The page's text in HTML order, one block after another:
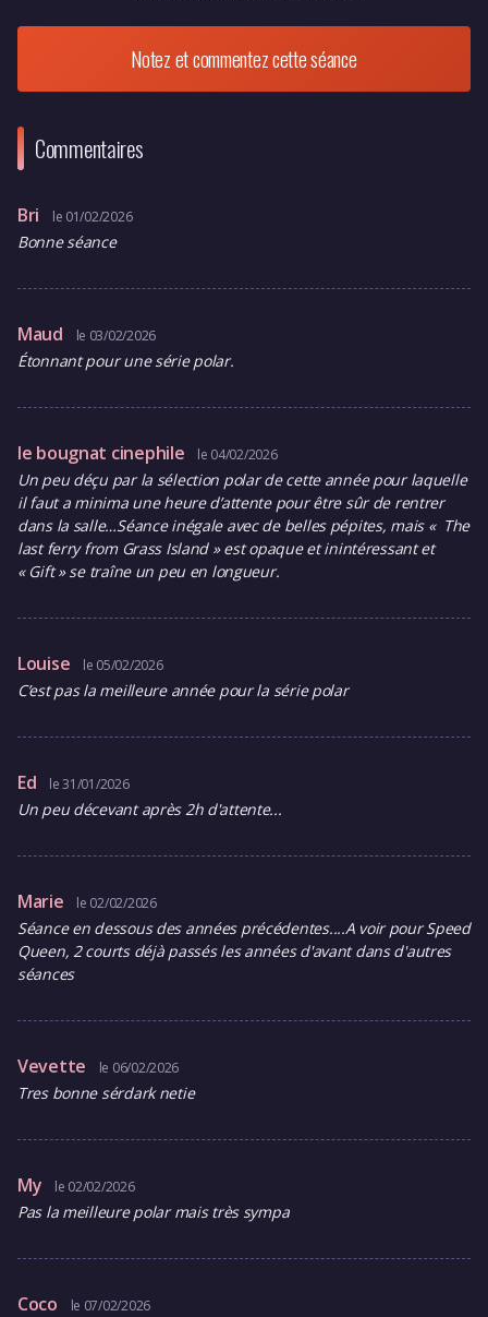
Notez et commentez cette séance
Commentaires
Bri le 01/02/2026
Bonne séance
Maud le 03/02/2026
Étonnant pour une série polar.
le bougnat cinephile le 04/02/2026
Un peu déçu par la sélection polar de cette année pour laquelle
il faut a minima une heure d’attente pour être sûr de rentrer
dans la salle…Séance inégale avec de belles pépites, mais « The
last ferry from Grass Island » est opaque et inintéressant et
« Gift » se traîne un peu en longueur.
Louise le 05/02/2026
C’est pas la meilleure année pour la série polar
Ed le 31/01/2026
Un peu décevant après 2h d'attente...
Marie le 02/02/2026
Séance en dessous des années précédentes....A voir pour Speed
Queen, 2 courts déjà passés les années d'avant dans d'autres
séances
Vevette le 06/02/2026
Tres bonne sérdark netie
My le 02/02/2026
Pas la meilleure polar mais très sympa
Coco le 07/02/2026